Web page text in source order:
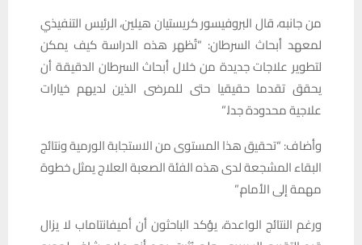
من جانبه، قال البروفيسور كريستيان هيلين، الرئيس التنفيذي
لمعهد أبحاث السرطان: “تُظهر هذه الدراسة كيف يمكن
لتطوير علاجات جديدة من خلال أبحاث السرطان الدقيقة أن
يحقق تقدما حقيقيا حتى للمرضى الذين لديهم خيارات
علاجية محدودة جدا.”
وأضاف: “تحقيق هذا المستوى من الاستجابة الورمية ونتائج
البقاء المشجعة لدى هذه الفئة الصعبة العلاج يمثل خطوة
مهمة إلى الأمام.”
ورغم النتائج الواعدة، يؤكد الباحثون أن أميفانتاماب لا يزال